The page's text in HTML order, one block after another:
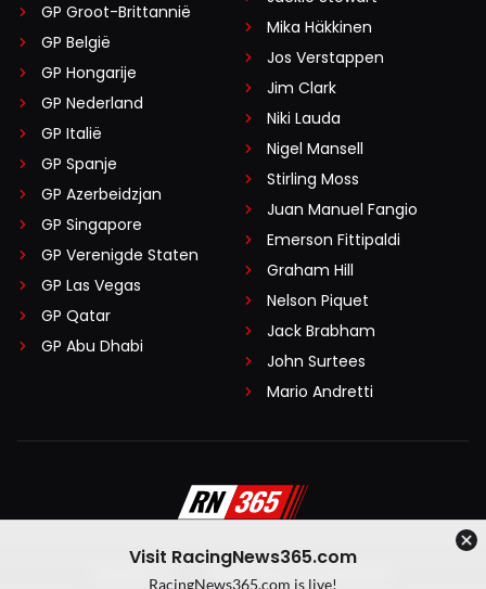
GP Groot-Brittannië
GP België
GP Hongarije
GP Nederland
GP Italië
GP Spanje
GP Azerbeidzjan
GP Singapore
GP Verenigde Staten
GP Las Vegas
GP Qatar
GP Abu Dhabi
Mika Häkkinen
Jos Verstappen
Jim Clark
Niki Lauda
Nigel Mansell
Stirling Moss
Juan Manuel Fangio
Emerson Fittipaldi
Graham Hill
Nelson Piquet
Jack Brabham
John Surtees
Mario Andretti
Algemene voorwaarden
Visit RacingNews365.com
RacingNews365.com is live!